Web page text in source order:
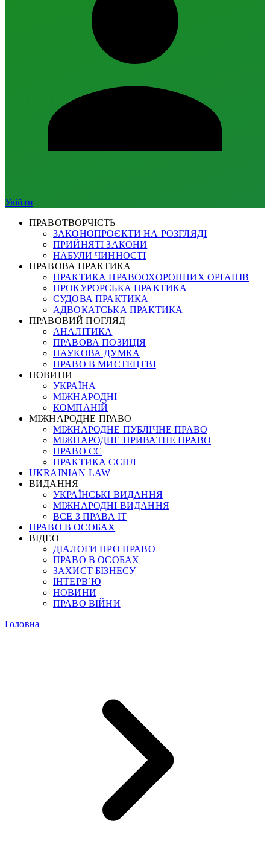
Увійти
ПРАВОТВОРЧІСТЬ
ЗАКОНОПРОЄКТИ НА РОЗГЛЯДІ
ПРИЙНЯТІ ЗАКОНИ
НАБУЛИ ЧИННОСТІ
ПРАВОВА ПРАКТИКА
ПРАКТИКА ПРАВООХОРОННИХ ОРГАНІВ
ПРОКУРОРСЬКА ПРАКТИКА
СУДОВА ПРАКТИКА
АДВОКАТСЬКА ПРАКТИКА
ПРАВОВИЙ ПОГЛЯД
АНАЛІТИКА
ПРАВОВА ПОЗИЦІЯ
НАУКОВА ДУМКА
ПРАВО В МИСТЕЦТВІ
НОВИНИ
УКРАЇНА
МІЖНАРОДНІ
КОМПАНІЙ
МІЖНАРОДНЕ ПРАВО
МІЖНАРОДНЕ ПУБЛІЧНЕ ПРАВО
МІЖНАРОДНЕ ПРИВАТНЕ ПРАВО
ПРАВО ЄС
ПРАКТИКА ЄСПЛ
UKRAINIAN LAW
ВИДАННЯ
УКРАЇНСЬКІ ВИДАННЯ
МІЖНАРОДНІ ВИДАННЯ
ВСЕ З ПРАВА ІТ
ПРАВО В ОСОБАХ
ВІДЕО
ДІАЛОГИ ПРО ПРАВО
ПРАВО В ОСОБАХ
ЗАХИСТ БІЗНЕСУ
ІНТЕРВ`Ю
НОВИНИ
ПРАВО ВІЙНИ
Головна